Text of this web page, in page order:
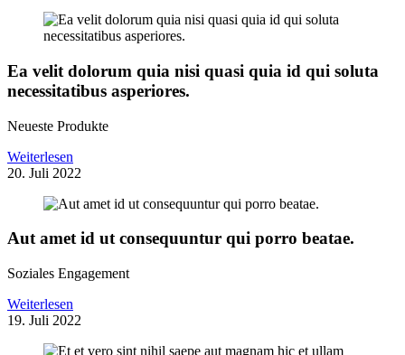
Ea velit dolorum quia nisi quasi quia id qui soluta
necessitatibus asperiores.
Neueste Produkte
Weiterlesen
20. Juli 2022
Aut amet id ut consequuntur qui porro beatae.
Soziales Engagement
Weiterlesen
19. Juli 2022